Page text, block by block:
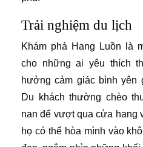
Trải nghiệm du lịch
Khám phá Hang Luồn là
cho những ai yêu thích
hưởng cảm giác bình yên
Du khách thường chèo
nan để vượt qua cửa hang
họ có thể hòa mình vào